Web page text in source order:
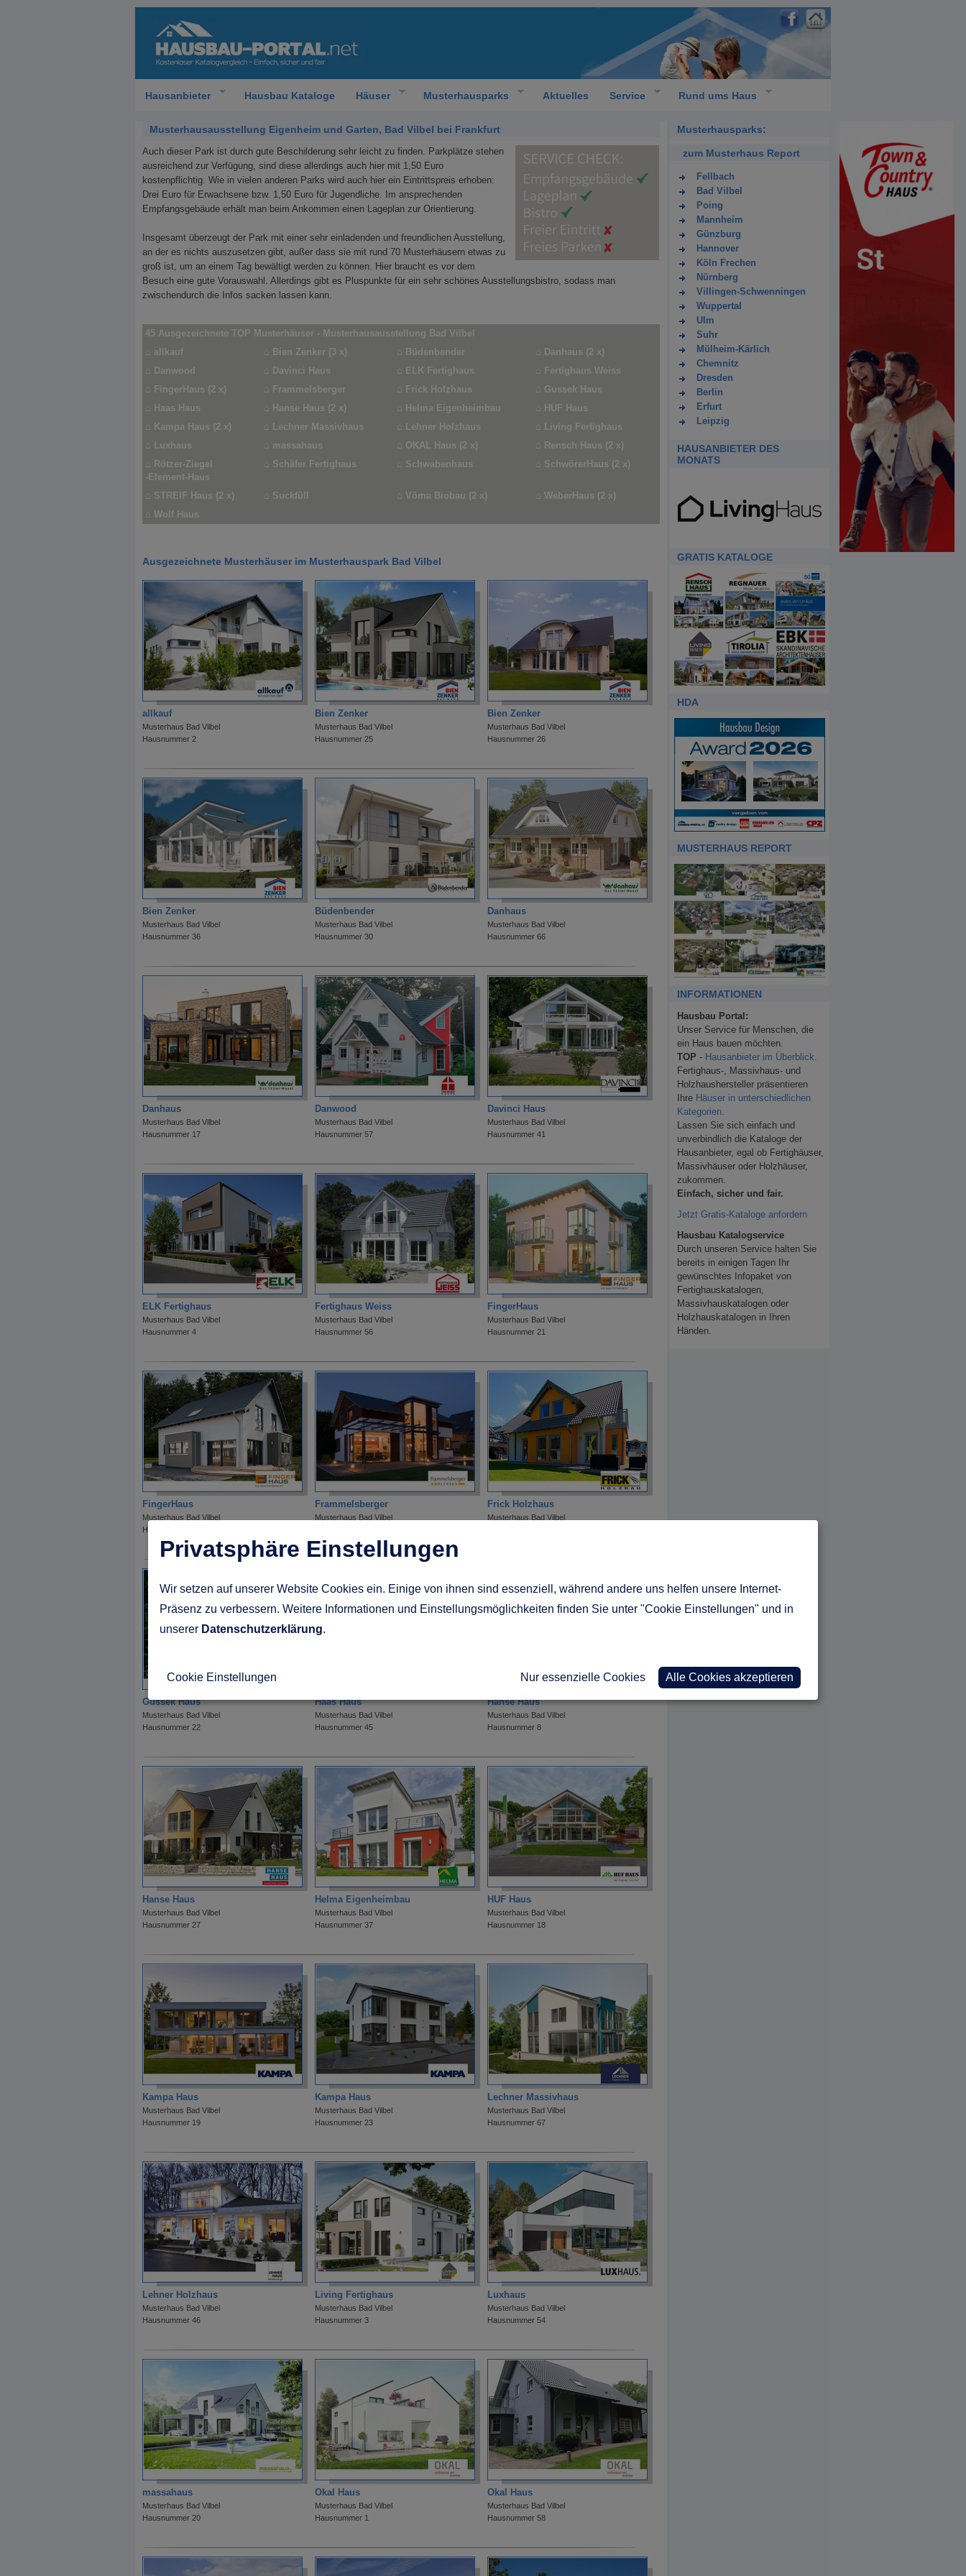
Hausanbieter Hausbau Kataloge Häuser Musterhausparks Aktuelles Service Rund ums Haus
Musterhausausstellung Eigenheim und Garten, Bad Vilbel bei Frankfurt
Auch dieser Park ist durch gute Beschilderung sehr leicht zu finden. Parkplätze stehen
ausreichend zur Verfügung, sind diese allerdings auch hier mit 1,50 Euro
kostenpflichtig. Wie in vielen anderen Parks wird auch hier ein Eintrittspreis erhoben:
Drei Euro für Erwachsene bzw. 1,50 Euro für Jugendliche. Im ansprechenden
Empfangsgebäude erhält man beim Ankommen einen Lageplan zur Orientierung.
Insgesamt überzeugt der Park mit einer sehr einladenden und freundlichen Ausstellung,
an der es nichts auszusetzen gibt, außer dass sie mit rund 70 Musterhäusern etwas zu
groß ist, um an einem Tag bewältigt werden zu können. Hier braucht es vor dem
Besuch eine gute Vorauswahl. Allerdings gibt es Pluspunkte für ein sehr schönes Ausstellungsbistro, sodass man
zwischendurch die Infos sacken lassen kann.
45 Ausgezeichnete TOP Musterhäuser - Musterhausausstellung Bad Vilbel
⌂ allkauf ⌂ Bien Zenker (3 x) ⌂ Büdenbender ⌂ Danhaus (2 x)
⌂ Danwood ⌂ Davinci Haus ⌂ ELK Fertighaus ⌂ Fertighaus Weiss
⌂ FingerHaus (2 x) ⌂ Frammelsberger ⌂ Frick Holzhaus ⌂ Gussek Haus
⌂ Haas Haus ⌂ Hanse Haus (2 x) ⌂ Helma Eigenheimbau ⌂ HUF Haus
⌂ Kampa Haus (2 x) ⌂ Lechner Massivhaus ⌂ Lehner Holzhaus ⌂ Living Fertighaus
⌂ Luxhaus ⌂ massahaus ⌂ OKAL Haus (2 x) ⌂ Rensch Haus (2 x)
⌂ Rötzer-Ziegel
-Element-Haus
⌂ Schäfer Fertighaus ⌂ Schwabenhaus ⌂ SchwörerHaus (2 x)
⌂ STREIF Haus (2 x) ⌂ Suckfüll ⌂ Vöma Biobau (2 x) ⌂ WeberHaus (2 x)
⌂ Wolf Haus
Ausgezeichnete Musterhäuser im Musterhauspark Bad Vilbel
allkauf
Musterhaus Bad Vilbel
Hausnummer 2
Bien Zenker
Musterhaus Bad Vilbel
Hausnummer 25
Bien Zenker
Musterhaus Bad Vilbel
Hausnummer 26
Bien Zenker
Musterhaus Bad Vilbel
Hausnummer 36
Büdenbender
Musterhaus Bad Vilbel
Hausnummer 30
Danhaus
Musterhaus Bad Vilbel
Hausnummer 66
Danhaus
Musterhaus Bad Vilbel
Hausnummer 17
Danwood
Musterhaus Bad Vilbel
Hausnummer 57
Davinci Haus
Musterhaus Bad Vilbel
Hausnummer 41
ELK Fertighaus
Musterhaus Bad Vilbel
Hausnummer 4
Fertighaus Weiss
Musterhaus Bad Vilbel
Hausnummer 56
FingerHaus
Musterhaus Bad Vilbel
Hausnummer 21
FingerHaus
Musterhaus Bad Vilbel
Hausnummer 44
Frammelsberger
Musterhaus Bad Vilbel
Frick Holzhaus
Musterhaus Bad Vilbel
Gussek Haus
Musterhaus Bad Vilbel
Hausnummer 22
Haas Haus
Musterhaus Bad Vilbel
Hausnummer 45
Hanse Haus
Musterhaus Bad Vilbel
Hausnummer 8
Hanse Haus
Musterhaus Bad Vilbel
Hausnummer 27
Helma Eigenheimbau
Musterhaus Bad Vilbel
Hausnummer 37
HUF Haus
Musterhaus Bad Vilbel
Hausnummer 18
Kampa Haus
Musterhaus Bad Vilbel
Hausnummer 19
Kampa Haus
Musterhaus Bad Vilbel
Hausnummer 23
Lechner Massivhaus
Musterhaus Bad Vilbel
Hausnummer 67
Lehner Holzhaus
Musterhaus Bad Vilbel
Hausnummer 46
Living Fertighaus
Musterhaus Bad Vilbel
Hausnummer 3
Luxhaus
Musterhaus Bad Vilbel
Hausnummer 54
massahaus
Musterhaus Bad Vilbel
Hausnummer 20
Okal Haus
Musterhaus Bad Vilbel
Hausnummer 1
Okal Haus
Musterhaus Bad Vilbel
Hausnummer 58
Musterhausparks:
zum Musterhaus Report
Fellbach
Bad Vilbel
Poing
Mannheim
Günzburg
Hannover
Köln Frechen
Nürnberg
Villingen-Schwenningen
Wuppertal
Ulm
Suhr
Mülheim-Kärlich
Chemnitz
Dresden
Berlin
Erfurt
Leipzig
HAUSANBIETER DES
MONATS
GRATIS KATALOGE
HDA
MUSTERHAUS REPORT
INFORMATIONEN
Hausbau Portal:
Unser Service für Menschen, die
ein Haus bauen möchten.
TOP - Hausanbieter im Überblick
Fertighaus-, Massivhaus- und
Holzhaushersteller präsentieren
Ihre Häuser in unterschiedlichen
Kategorien
Lassen Sie sich einfach und
unverbindlich die Kataloge der
Hausanbieter, egal ob Fertighäuser,
Massivhäuser oder Holzhäuser,
zukommen.
Einfach, sicher und fair.
Jetzt Gratis-Kataloge anfordern
Hausbau Katalogservice
Durch unseren Service halten Sie
bereits in einigen Tagen Ihr
gewünschtes Infopaket von
Fertighauskatalogen,
Massivhauskatalogen oder
Holzhauskatalogen in Ihren
Händen.
Privatsphäre Einstellungen
Wir setzen auf unserer Website Cookies ein. Einige von ihnen sind essenziell, während andere uns helfen unsere Internet-
Präsenz zu verbessern. Weitere Informationen und Einstellungsmöglichkeiten finden Sie unter "Cookie Einstellungen" und in
unserer Datenschutzerklärung.
Cookie Einstellungen Nur essenzielle Cookies Alle Cookies akzeptieren